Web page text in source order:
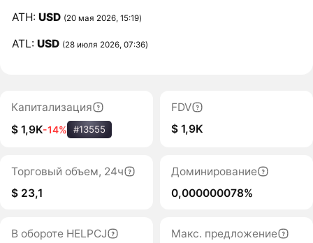
ATH:USD (20 мая 2026, 15:19)
ATL:USD (28 июля 2026, 07:36)
Капитализация
$ 1,9K-14% #13555
FDV
$ 1,9K
Торговый объем, 24ч
$ 23,1
Доминирование
0,000000078%
В обороте HELPCJ
Макс. предложение